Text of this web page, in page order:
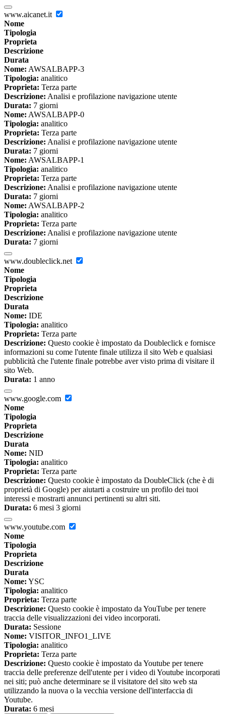
www.aicanet.it
Nome
Tipologia
Proprieta
Descrizione
Durata
Nome: AWSALBAPP-3
Tipologia: analitico
Proprieta: Terza parte
Descrizione: Analisi e profilazione navigazione utente
Durata: 7 giorni
Nome: AWSALBAPP-0
Tipologia: analitico
Proprieta: Terza parte
Descrizione: Analisi e profilazione navigazione utente
Durata: 7 giorni
Nome: AWSALBAPP-1
Tipologia: analitico
Proprieta: Terza parte
Descrizione: Analisi e profilazione navigazione utente
Durata: 7 giorni
Nome: AWSALBAPP-2
Tipologia: analitico
Proprieta: Terza parte
Descrizione: Analisi e profilazione navigazione utente
Durata: 7 giorni
www.doubleclick.net
Nome
Tipologia
Proprieta
Descrizione
Durata
Nome: IDE
Tipologia: analitico
Proprieta: Terza parte
Descrizione: Questo cookie è impostato da Doubleclick e fornisce
informazioni su come l'utente finale utilizza il sito Web e qualsiasi
pubblicità che l'utente finale potrebbe aver visto prima di visitare il
sito Web.
Durata: 1 anno
www.google.com
Nome
Tipologia
Proprieta
Descrizione
Durata
Nome: NID
Tipologia: analitico
Proprieta: Terza parte
Descrizione: Questo cookie è impostato da DoubleClick (che è di
proprietà di Google) per aiutarti a costruire un profilo dei tuoi
interessi e mostrarti annunci pertinenti su altri siti.
Durata: 6 mesi 3 giorni
www.youtube.com
Nome
Tipologia
Proprieta
Descrizione
Durata
Nome: YSC
Tipologia: analitico
Proprieta: Terza parte
Descrizione: Questo cookie è impostato da YouTube per tenere
traccia delle visualizzazioni dei video incorporati.
Durata: Sessione
Nome: VISITOR_INFO1_LIVE
Tipologia: analitico
Proprieta: Terza parte
Descrizione: Questo cookie è impostato da Youtube per tenere
traccia delle preferenze dell'utente per i video di Youtube incorporati
nei siti; può anche determinare se il visitatore del sito web sta
utilizzando la nuova o la vecchia versione dell'interfaccia di
Youtube.
Durata: 6 mesi